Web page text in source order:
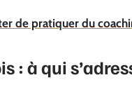
de pratiquer du
: à qui